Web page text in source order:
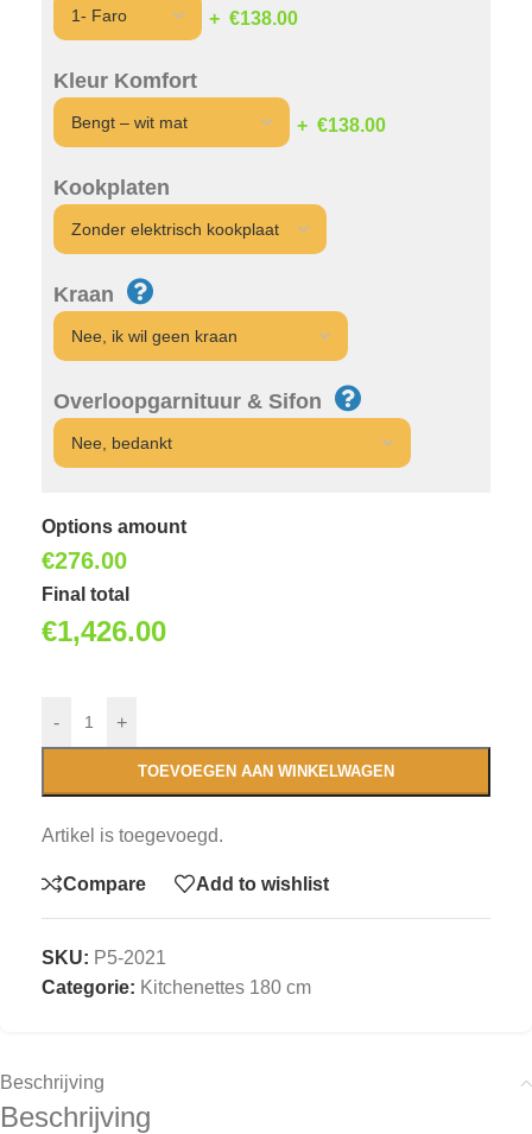
€138.00
Kleur Komfort
€138.00
Kookplaten
Kraan
Overloopgarnituur & Sifon
Options amount
€276.00
Final total
€1,426.00
- +
TOEVOEGEN AAN WINKELWAGEN
Artikel is toegevoegd.
Compare Add to wishlist
SKU: P5-2021
Categorie: Kitchenettes 180 cm
Beschrijving
Beschrijving